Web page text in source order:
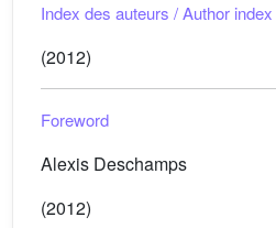
Index des auteurs / Author
(2012)
Foreword
Alexis Deschamps
(2012)